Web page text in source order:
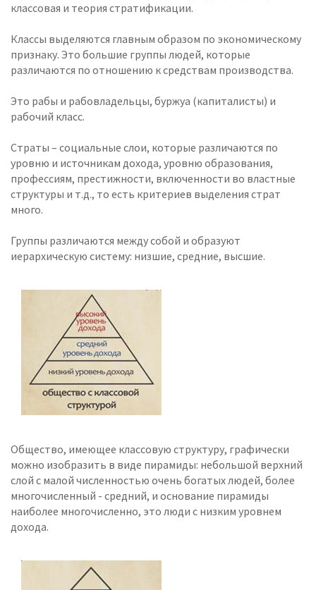
классовая и теория стратификации.
Классы выделяются главным образом по экономическому
признаку. Это большие группы людей, которые
различаются по отношению к средствам производства.
Это рабы и рабовладельцы, буржуа (капиталисты) и
рабочий класс.
Страты – социальные слои, которые различаются по
уровню и источникам дохода, уровню образования,
профессиям, престижности, включенности во властные
структуры и т.д., то есть критериев выделения страт
много.
Группы различаются между собой и образуют
иерархическую систему: низшие, средние, высшие.
Общество, имеющее классовую структуру, графически
можно изобразить в виде пирамиды: небольшой верхний
слой с малой численностью очень богатых людей, более
многочисленный - средний, и основание пирамиды
наиболее многочисленно, это люди с низким уровнем
дохода.